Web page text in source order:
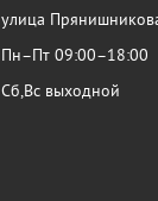
улица
Пн–Пт 09:00–18:00
Сб,Вс выходной